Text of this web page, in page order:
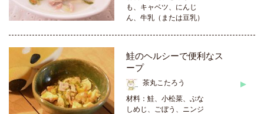
も、キャベツ、にんじ
ん、牛乳（または豆乳）
鮭のヘルシーで便利なス
ープ
茶丸こたろう
材料：鮭、小松菜、ぶな
しめじ、ごぼう、ニンジ